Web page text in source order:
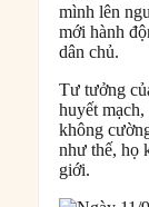
mình lên
mới hành
dân chủ.
Tư tưởng
huyết
không
như thế, họ
giới.